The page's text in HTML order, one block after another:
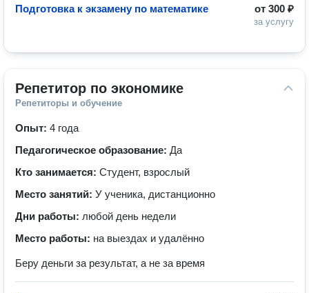
от 300 ₽
за услугу
Подготовка к экзамену по математике
Репетитор по экономике
Репетиторы и обучение
Опыт: 4 года
Педагогическое образование: Да
Кто занимается: Студент, взрослый
Место занятий: У ученика, дистанционно
Дни работы: любой день недели
Место работы: на выездах и удалённо
Беру деньги за результат, а не за время